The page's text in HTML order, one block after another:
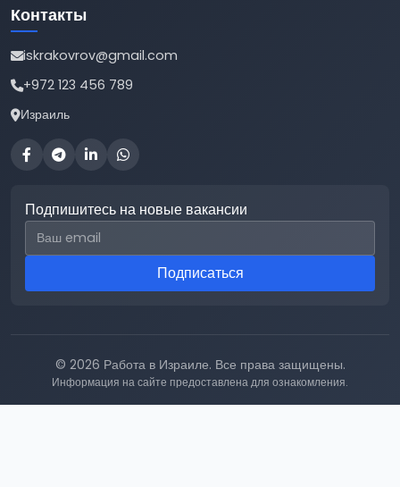
Контакты
iskrakovrov@gmail.com
+972 123 456 789
Израиль
Подпишитесь на новые вакансии
Email для подписки
Подписаться
© 2026 Работа в Израиле. Все права защищены.
Информация на сайте предоставлена для ознакомления.